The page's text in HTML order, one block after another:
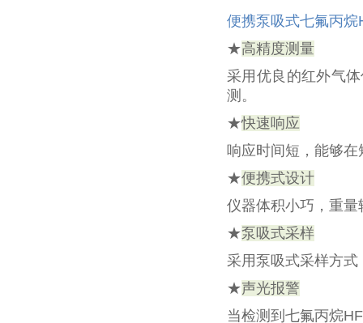
便携泵吸式七氟丙
★高精度测量
采用优良的红外气
测。
★快速响应
响应时间短，能够
★便携式设计
仪器体积小巧，重
★泵吸式采样
采用泵吸式采样方
★声光报警
当检测到七氟丙烷